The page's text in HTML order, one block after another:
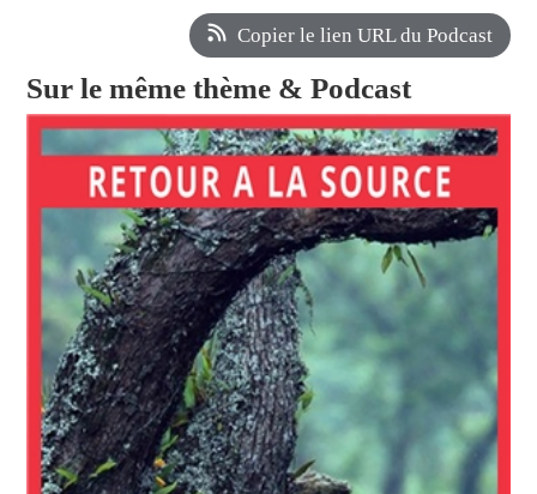
Copier le lien URL du Podcast
Sur le même thème & Podcast